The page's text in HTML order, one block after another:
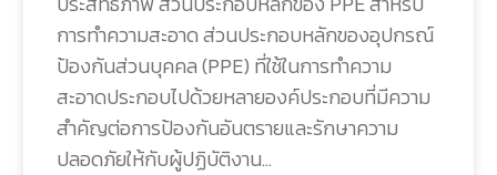
การทำความสะอาด ส่วนประกอบหลักของอุปกรณ์
ป้องกันส่วนบุคคล (PPE) ที่ใช้ในการทำความ
สะอาดประกอบไปด้วยหลายองค์ประกอบที่มีความ
สำคัญต่อการป้องกันอันตรายและรักษาความ
ปลอดภัยให้กับผู้ปฏิบัติงาน…